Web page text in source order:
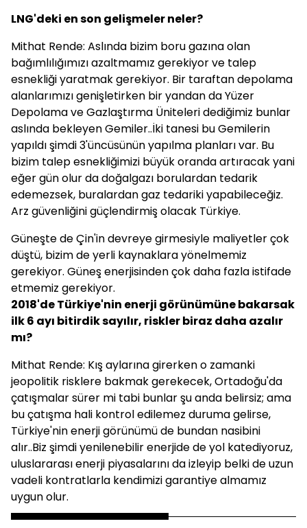
LNG'deki en son gelişmeler neler?
Mithat Rende: Aslında bizim boru gazına olan
bağımlılığımızı azaltmamız gerekiyor ve talep
esnekliği yaratmak gerekiyor. Bir taraftan depolama
alanlarımızı genişletirken bir yandan da Yüzer
Depolama ve Gazlaştırma Üniteleri dediğimiz bunlar
aslında bekleyen Gemiler..İki tanesi bu Gemilerin
yapıldı şimdi 3'üncüsünün yapılma planları var. Bu
bizim talep esnekliğimizi büyük oranda artıracak yani
eğer gün olur da doğalgazı borulardan tedarik
edemezsek, buralardan gaz tedariki yapabileceğiz.
Arz güvenliğini güçlendirmiş olacak Türkiye.
Güneşte de Çin'in devreye girmesiyle maliyetler çok
düştü, bizim de yerli kaynaklara yönelmemiz
gerekiyor. Güneş enerjisinden çok daha fazla istifade
etmemiz gerekiyor.
2018'de Türkiye'nin enerji görünümüne bakarsak
ilk 6 ayı bitirdik sayılır, riskler biraz daha azalır
mı?
Mithat Rende: Kış aylarına girerken o zamanki
jeopolitik risklere bakmak gerekecek, Ortadoğu'da
çatışmalar sürer mi tabi bunlar şu anda belirsiz; ama
bu çatışma hali kontrol edilemez duruma gelirse,
Türkiye'nin enerji görünümü de bundan nasibini
alır..Biz şimdi yenilenebilir enerjide de yol katediyoruz,
uluslararası enerji piyasalarını da izleyip belki de uzun
vadeli kontratlarla kendimizi garantiye almamız
uygun olur.